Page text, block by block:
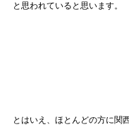
と思われていると思います。
とはいえ、ほとんどの方に関